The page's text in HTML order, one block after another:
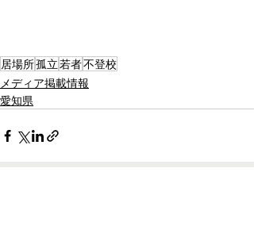
居場所孤立若者不登校
メディア掲載情報
愛知県